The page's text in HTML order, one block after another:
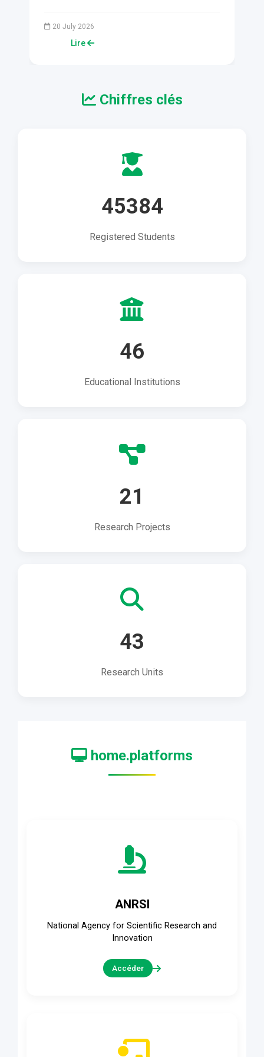
Minister of Higher...
20 July 2026
Lire
Chiffres clés
45384
Registered Students
46
Educational Institutions
21
Research Projects
43
Research Units
home.platforms
ANRSI
National Agency for Scientific Research and
Innovation
Accéder